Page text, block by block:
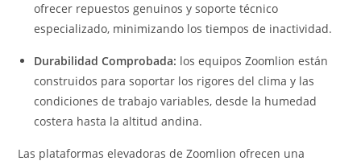
ofrecer repuestos genuinos y soporte técnico
especializado, minimizando los tiempos de inactividad.
Durabilidad Comprobada: los equipos Zoomlion están
construidos para soportar los rigores del clima y las
condiciones de trabajo variables, desde la humedad
costera hasta la altitud andina.
Las plataformas elevadoras de Zoomlion ofrecen una